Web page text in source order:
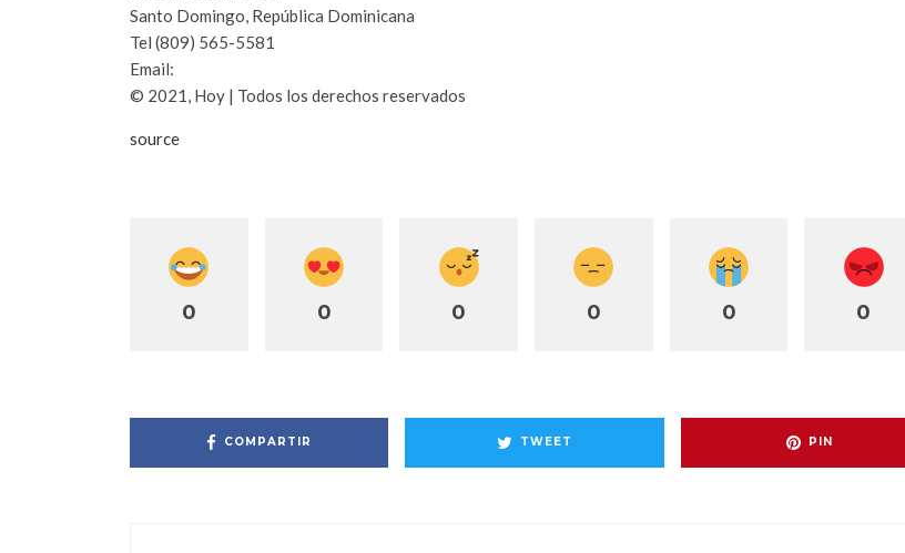
Santo Domingo, República Dominicana
Tel (809) 565-5581
Email:
© 2021, Hoy | Todos los derechos reservados
source
0 0 0 0 0 0
COMPARTIR TWEET PIN